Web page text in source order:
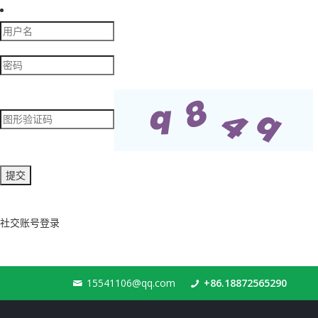
社交账号登录
15541106@qq.com +86.18872565290